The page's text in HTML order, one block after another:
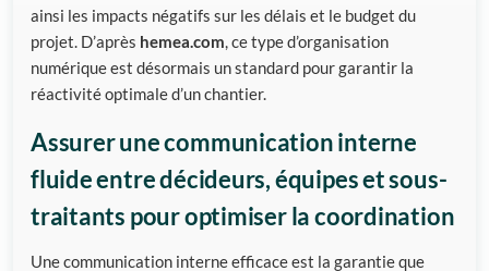
ainsi les impacts négatifs sur les délais et le budget du
projet. D’après hemea.com, ce type d’organisation
numérique est désormais un standard pour garantir la
réactivité optimale d’un chantier.
Assurer une communication interne
fluide entre décideurs, équipes et sous-
traitants pour optimiser la coordination
Une communication interne efficace est la garantie que